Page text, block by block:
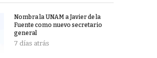
Nombra la UNAM a Javier de la
Fuente como nuevo secretario
general
7 días atrás